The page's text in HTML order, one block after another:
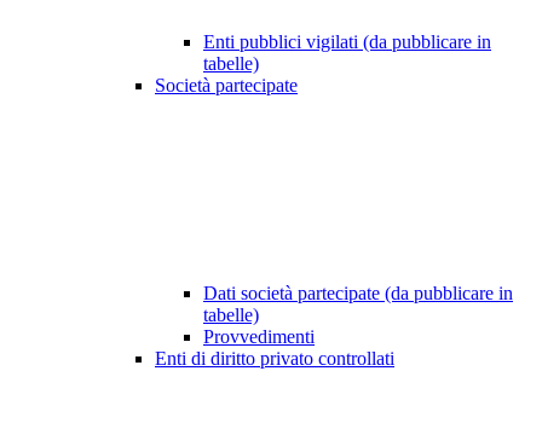
Enti pubblici vigilati (da pubblicare in
tabelle)
Società partecipate
Dati società partecipate (da pubblicare in
tabelle)
Provvedimenti
Enti di diritto privato controllati